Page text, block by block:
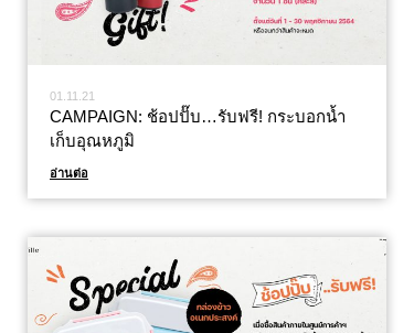
01.11.21
CAMPAIGN: ช้อปปั๊บ…รับฟรี! กระบอกน้ำ
เก็บอุณหภูมิ
อ่านต่อ